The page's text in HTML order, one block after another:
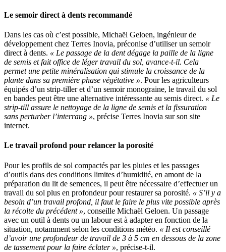
Le semoir direct à dents recommandé
Dans les cas où c’est possible, Michaël Geloen, ingénieur de
développement chez Terres Inovia, préconise d’utiliser un semoir
direct à dents. « Le passage de la dent dégage la paille de la ligne
de semis et fait office de léger travail du sol, avance-t-il. Cela
permet une petite minéralisation qui stimule la croissance de la
plante dans sa première phase végétative ». Pour les agriculteurs
équipés d’un strip-tiller et d’un semoir monograine, le travail du sol
en bandes peut être une alternative intéressante au semis direct. « Le
strip-till assure le nettoyage de la ligne de semis et la fissuration
sans perturber l’interrang », précise Terres Inovia sur son site
internet.
Le travail profond pour relancer la porosité
Pour les profils de sol compactés par les pluies et les passages
d’outils dans des conditions limites d’humidité, en amont de la
préparation du lit de semences, il peut être nécessaire d’effectuer un
travail du sol plus en profondeur pour restaurer sa porosité. « S’il y a
besoin d’un travail profond, il faut le faire le plus vite possible après
la récolte du précédent », conseille Michaël Geloen. Un passage
avec un outil à dents ou un labour est à adapter en fonction de la
situation, notamment selon les conditions météo. « Il est conseillé
d’avoir une profondeur de travail de 3 à 5 cm en dessous de la zone
de tassement pour la faire éclater », précise-t-il.